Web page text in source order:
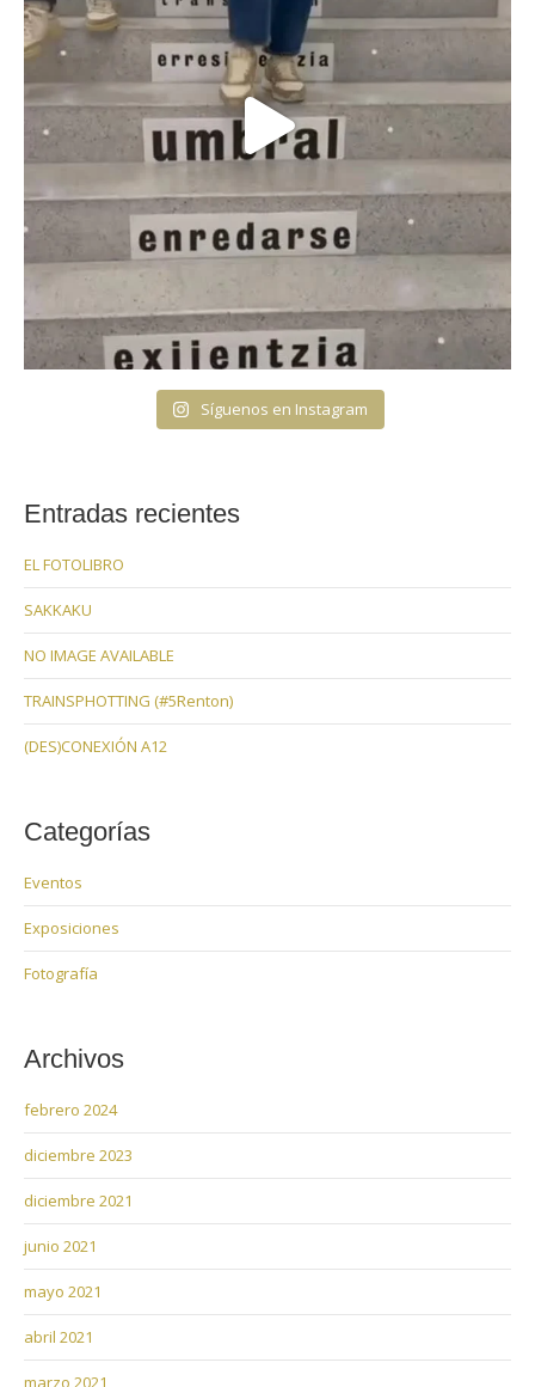
Síguenos en Instagram
Entradas recientes
EL FOTOLIBRO
SAKKAKU
NO IMAGE AVAILABLE
TRAINSPHOTTING (#5Renton)
(DES)CONEXIÓN A12
Categorías
Eventos
Exposiciones
Fotografía
Archivos
febrero 2024
diciembre 2023
diciembre 2021
junio 2021
mayo 2021
abril 2021
marzo 2021